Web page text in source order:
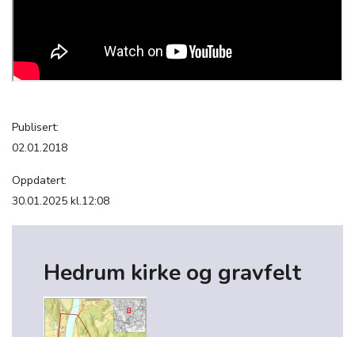
Publisert:
02.01.2018
Oppdatert:
30.01.2025 kl.12:08
Hedrum kirke og gravfelt